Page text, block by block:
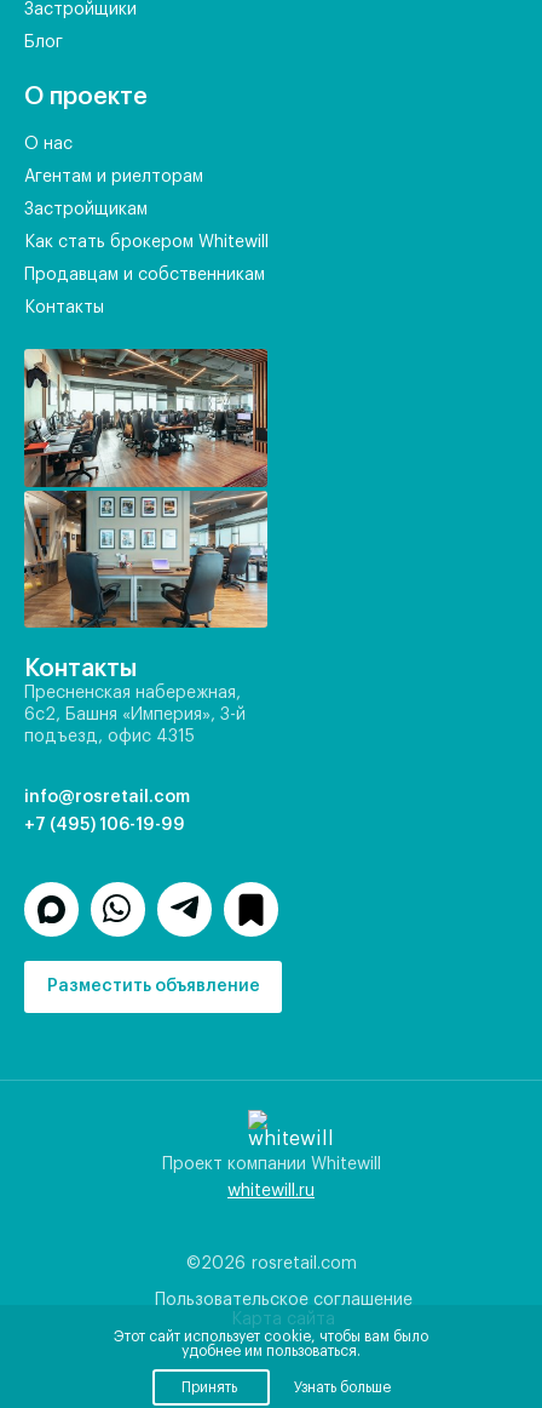
Застройщики
Блог
О проекте
О нас
Агентам и риелторам
Застройщикам
Как стать брокером Whitewill
Продавцам и собственникам
Контакты
Контакты
Пресненская набережная,
6с2, Башня «Империя», 3-й
подъезд, офис 4315
info@rosretail.com
+7 (495) 106-19-99
Разместить объявление
©2026 rosretail.com
Пользовательское соглашение
Карта сайта
Проект компании Whitewill
whitewill.ru
Этот сайт использует cookie, чтобы вам было
удобнее им пользоваться.
Принять Узнать больше